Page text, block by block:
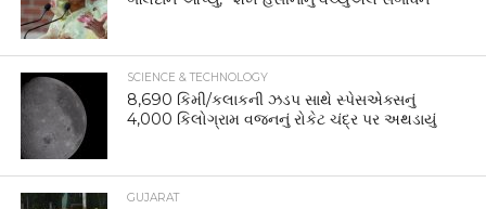
SCIENCE & TECHNOLOGY
8,690 કિમી/કલાકની ઝડપ સાથે સ્પેસએક્સનું
4,000 કિલોગ્રામ વજનનું રોકેટ ચંદ્ર પર અથડાયું
GUJARAT